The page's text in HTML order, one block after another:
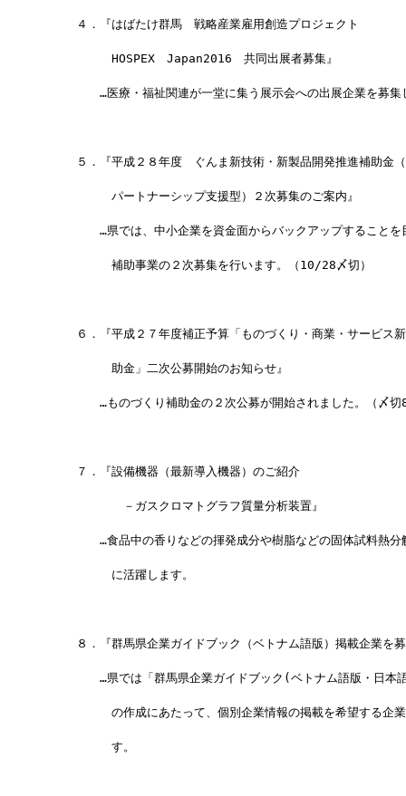
４．『はばたけ群馬　戦略産業雇用創造プロジェクト
HOSPEX　Japan2016　共同出展者募集』
…医療・福祉関連が一堂に集う展示会への出展企業を募集
５．『平成２８年度　ぐんま新技術・新製品開発推進補助金（
パートナーシップ支援型）２次募集のご案内』
…県では、中小企業を資金面からバックアップすることを
補助事業の２次募集を行います。（10/28〆切）
６．『平成２７年度補正予算「ものづくり・商業・サービス新
助金」二次公募開始のお知らせ』
…ものづくり補助金の２次公募が開始されました。（〆切
７．『設備機器（最新導入機器）のご紹介
－ガスクロマトグラフ質量分析装置』
…食品中の香りなどの揮発成分や樹脂などの固体試料熱分
に活躍します。
８．『群馬県企業ガイドブック（ベトナム語版）掲載企業を募
…県では「群馬県企業ガイドブック(ベトナム語版・日本
の作成にあたって、個別企業情報の掲載を希望する企業
す。